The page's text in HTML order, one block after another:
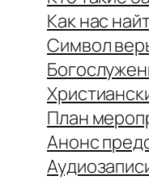
Как нас
Символ
План
Анонс